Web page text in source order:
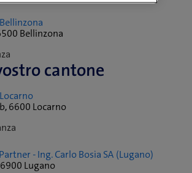
Bellinzona
cantone
6600 Locarno
- Ing. Carlo Bosia SA (Lugano)
Lugano